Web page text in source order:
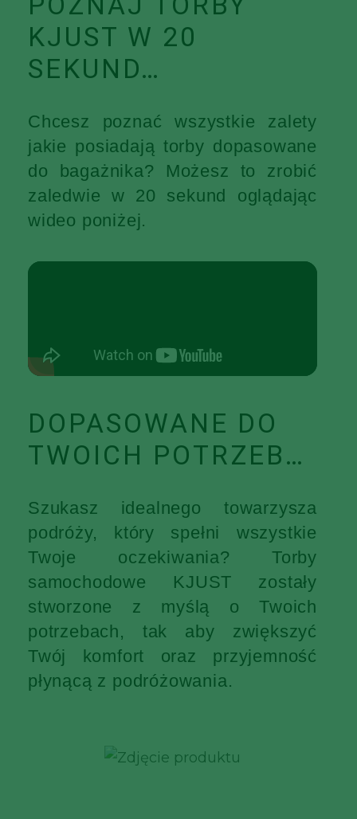
KJUST W 20
SEKUND…
Chcesz poznać wszystkie zalety
jakie posiadają torby dopasowane
do bagażnika? Możesz to zrobić
zaledwie w 20 sekund oglądając
wideo poniżej.
DOPASOWANE DO
TWOICH POTRZEB…
Szukasz idealnego towarzysza
podróży, który spełni wszystkie
Twoje oczekiwania? Torby
samochodowe KJUST zostały
stworzone z myślą o Twoich
potrzebach, tak aby zwiększyć
Twój komfort oraz przyjemność
płynącą z podróżowania.